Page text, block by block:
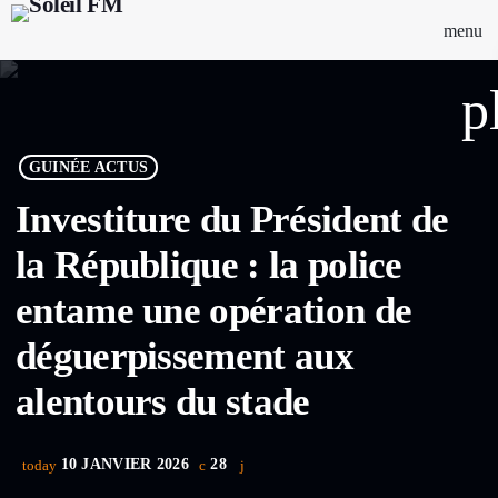
menu
GUINÉE ACTUS
Investiture du Président de
la République : la police
entame une opération de
déguerpissement aux
alentours du stade
today 10 JANVIER 2026 28